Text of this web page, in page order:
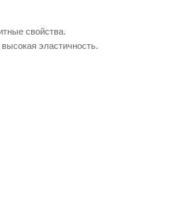
свойства.
эластичность.